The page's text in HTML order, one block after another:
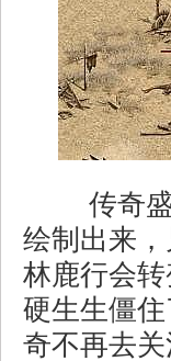
传奇盛
绘制出来
林鹿行会
硬生生僵
奇不再去